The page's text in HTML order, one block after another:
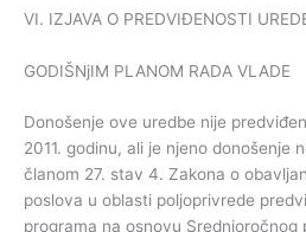
VI. IZJAVA O PREDVIĐENOSTI
GODIŠNjIM PLANOM RADA VLADE
Donošenje ove uredbe nije
2011. godinu, ali je njeno donošenje
članom 27. stav 4. Zakona o
poslova u oblasti poljoprivrede
programa na osnovu Srednjoročnog